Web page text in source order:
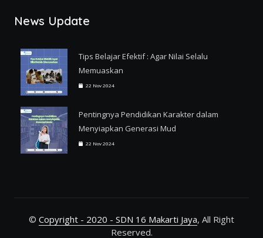
News Update
Tips Belajar Efektif : Agar Nilai Selalu
Memuaskan
22 Nov 2024
Pentingnya Pendidikan Karakter dalam
Menyiapkan Generasi Mud
22 Nov 2024
© Copyright - 2020 - SDN 16 Makarti Jaya, All Right
Reserved.